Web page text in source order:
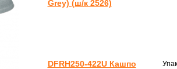
Grey) (ш/к 2526)
DFRH250-422U Кашпо